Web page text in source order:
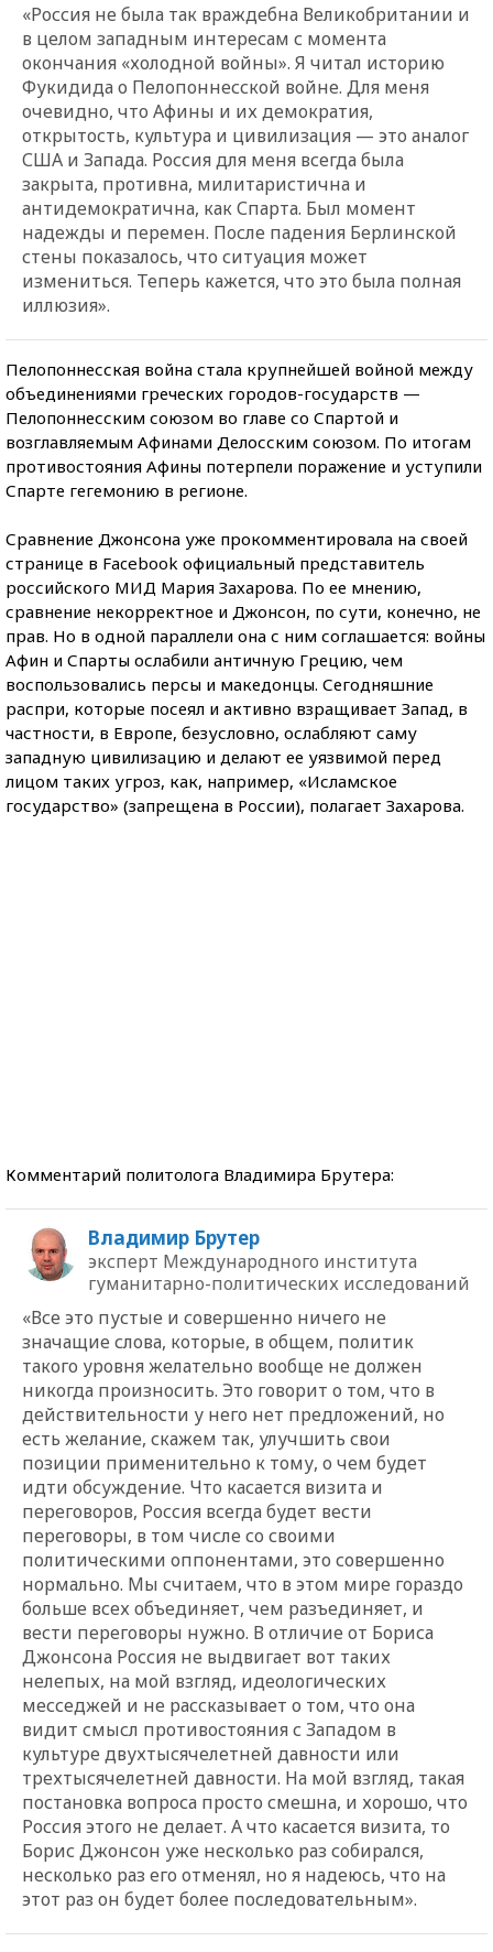
«Россия не была так враждебна Великобритании и
в целом западным интересам с момента
окончания «холодной войны». Я читал историю
Фукидида о Пелопоннесской войне. Для меня
очевидно, что Афины и их демократия,
открытость, культура и цивилизация — это аналог
США и Запада. Россия для меня всегда была
закрыта, противна, милитаристична и
антидемократична, как Спарта. Был момент
надежды и перемен. После падения Берлинской
стены показалось, что ситуация может
измениться. Теперь кажется, что это была полная
иллюзия».
Пелопоннесская война стала крупнейшей войной между
объединениями греческих городов-государств —
Пелопоннесским союзом во главе со Спартой и
возглавляемым Афинами Делосским союзом. По итогам
противостояния Афины потерпели поражение и уступили
Спарте гегемонию в регионе.
Сравнение Джонсона уже прокомментировала на своей
странице в Facebook официальный представитель
российского МИД Мария Захарова. По ее мнению,
сравнение некорректное и Джонсон, по сути, конечно, не
прав. Но в одной параллели она с ним соглашается: войны
Афин и Спарты ослабили античную Грецию, чем
воспользовались персы и македонцы. Сегодняшние
распри, которые посеял и активно взращивает Запад, в
частности, в Европе, безусловно, ослабляют саму
западную цивилизацию и делают ее уязвимой перед
лицом таких угроз, как, например, «Исламское
государство» (запрещена в России), полагает Захарова.
Комментарий политолога Владимира Брутера:
Владимир Брутер
эксперт Международного института
гуманитарно-политических исследований
«Все это пустые и совершенно ничего не
значащие слова, которые, в общем, политик
такого уровня желательно вообще не должен
никогда произносить. Это говорит о том, что в
действительности у него нет предложений, но
есть желание, скажем так, улучшить свои
позиции применительно к тому, о чем будет
идти обсуждение. Что касается визита и
переговоров, Россия всегда будет вести
переговоры, в том числе со своими
политическими оппонентами, это совершенно
нормально. Мы считаем, что в этом мире гораздо
больше всех объединяет, чем разъединяет, и
вести переговоры нужно. В отличие от Бориса
Джонсона Россия не выдвигает вот таких
нелепых, на мой взгляд, идеологических
месседжей и не рассказывает о том, что она
видит смысл противостояния с Западом в
культуре двухтысячелетней давности или
трехтысячелетней давности. На мой взгляд, такая
постановка вопроса просто смешна, и хорошо, что
Россия этого не делает. А что касается визита, то
Борис Джонсон уже несколько раз собирался,
несколько раз его отменял, но я надеюсь, что на
этот раз он будет более последовательным».